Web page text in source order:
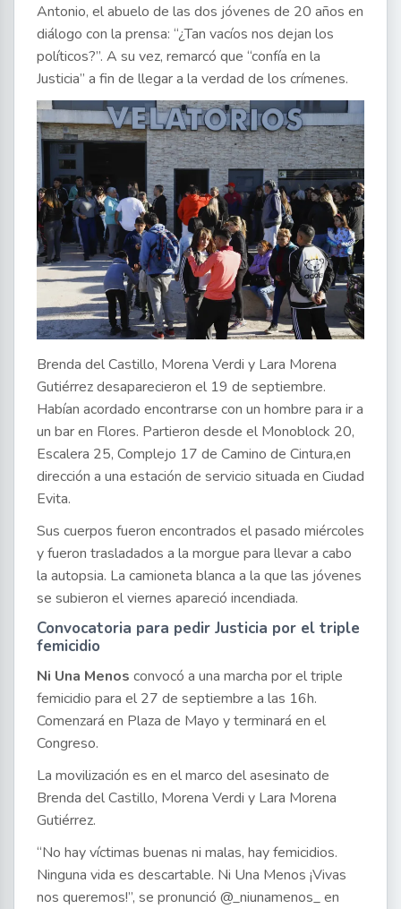
Antonio, el abuelo de las dos jóvenes de 20 años en
diálogo con la prensa: “¿Tan vacíos nos dejan los
políticos?”. A su vez, remarcó que “confía en la
Justicia” a fin de llegar a la verdad de los crímenes.
Brenda del Castillo, Morena Verdi y Lara Morena
Gutiérrez desaparecieron el 19 de septiembre.
Habían acordado encontrarse con un hombre para ir a
un bar en Flores. Partieron desde el Monoblock 20,
Escalera 25, Complejo 17 de Camino de Cintura,en
dirección a una estación de servicio situada en Ciudad
Evita.
Sus cuerpos fueron encontrados el pasado miércoles
y fueron trasladados a la morgue para llevar a cabo
la autopsia. La camioneta blanca a la que las jóvenes
se subieron el viernes apareció incendiada.
Convocatoria para pedir Justicia por el triple
femicidio
Ni Una Menos convocó a una marcha por el triple
femicidio para el 27 de septiembre a las 16h.
Comenzará en Plaza de Mayo y terminará en el
Congreso.
La movilización es en el marco del asesinato de
Brenda del Castillo, Morena Verdi y Lara Morena
Gutiérrez.
“No hay víctimas buenas ni malas, hay femicidios.
Ninguna vida es descartable. Ni Una Menos ¡Vivas
nos queremos!”, se pronunció @_niunamenos_ en